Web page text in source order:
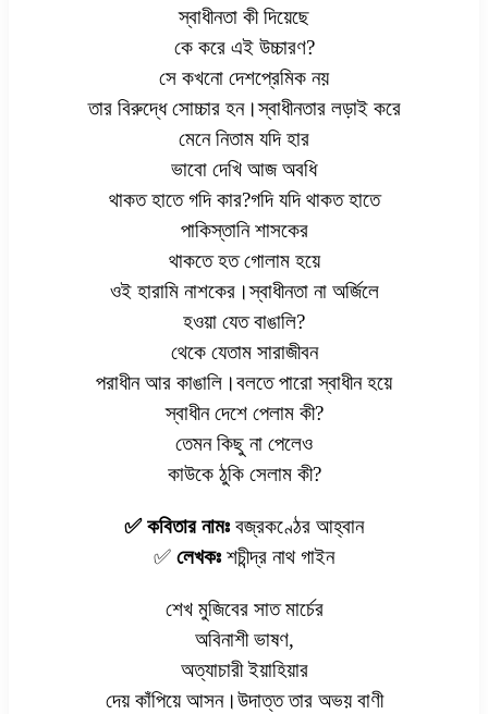
স্বাধীনতা কী দিয়েছে
কে করে এই উচ্চারণ?
সে কখনো দেশপ্রেমিক নয়
তার বিরুদ্ধে সোচ্চার হন।স্বাধীনতার লড়াই করে
মেনে নিতাম যদি হার
ভাবো দেখি আজ অবধি
থাকত হাতে গদি কার?গদি যদি থাকত হাতে
পাকিস্তানি শাসকের
থাকতে হত গোলাম হয়ে
ওই হারামি নাশকের।স্বাধীনতা না অর্জিলে
হওয়া যেত বাঙালি?
থেকে যেতাম সারাজীবন
পরাধীন আর কাঙালি।বলতে পারো স্বাধীন হয়ে
স্বাধীন দেশে পেলাম কী?
তেমন কিছু না পেলেও
কাউকে ঠুকি সেলাম কী?
✅ কবিতার নামঃ বজ্রকণ্ঠের আহ্বান
✅ লেখকঃ শচীন্দ্র নাথ গাইন
শেখ মুজিবের সাত মার্চের
অবিনাশী ভাষণ,
অত্যাচারী ইয়াহিয়ার
দেয় কাঁপিয়ে আসন।উদাত্ত তার অভয় বাণী